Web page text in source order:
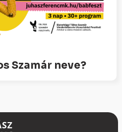
Szamár neve?